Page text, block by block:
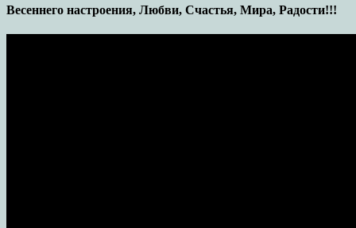
Весеннего настроения, Любви, Счастья, Мира, Радости!!!